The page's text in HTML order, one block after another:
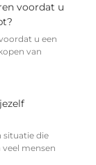
voordat u
u een
van
situatie die
mensen